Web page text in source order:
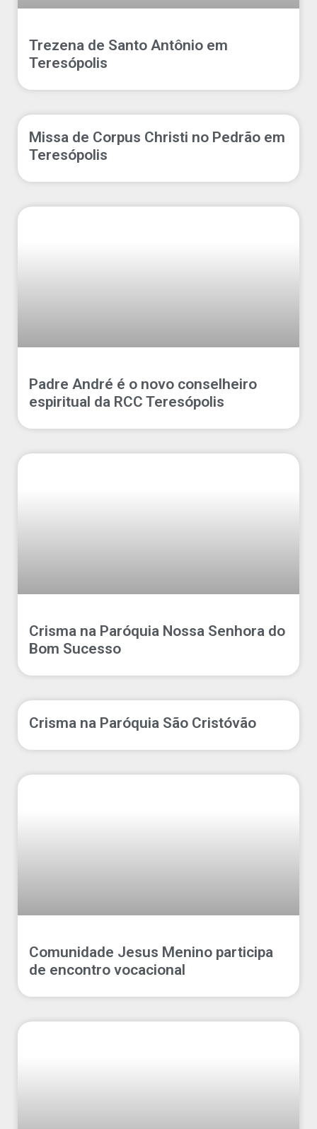
Trezena de Santo Antônio em
Teresópolis
Missa de Corpus Christi no Pedrão em
Teresópolis
Padre André é o novo conselheiro
espiritual da RCC Teresópolis
Crisma na Paróquia Nossa Senhora do
Bom Sucesso
Crisma na Paróquia São Cristóvão
Comunidade Jesus Menino participa
de encontro vocacional